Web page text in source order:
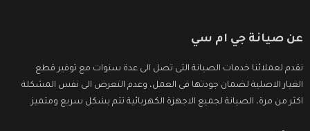
عن صيانة جي ام سي
نقدم لعملائنا خدمات الصيانة التى تصل الى عدة سنوات مع توفير قطع
الغيار الاصلية لضمان جودتها فى العمل، وعدم التعرض الى نفس المشكلة
اكثر من مرة، الصيانة لجميع الاجهزة الكهربائية تتم بشكل سريع ومتميز.